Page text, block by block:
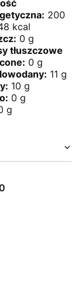
200
kcal
0 g
tłuszczowe
0 g
11 g
10 g
0 g
g